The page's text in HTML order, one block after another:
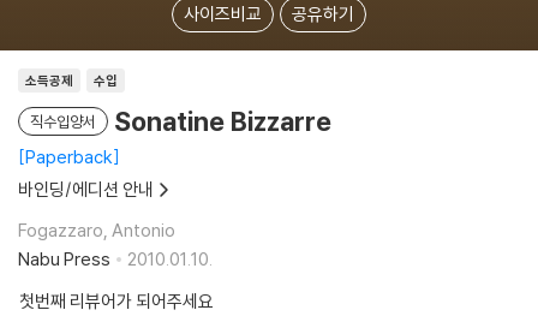
사이즈비교 공유하기
소득공제 수입
직수입양서 Sonatine Bizzarre
Paperback
바인딩/에디션 안내
Fogazzaro, Antonio
Nabu Press
2010.01.10.
첫번째 리뷰어가 되어주세요